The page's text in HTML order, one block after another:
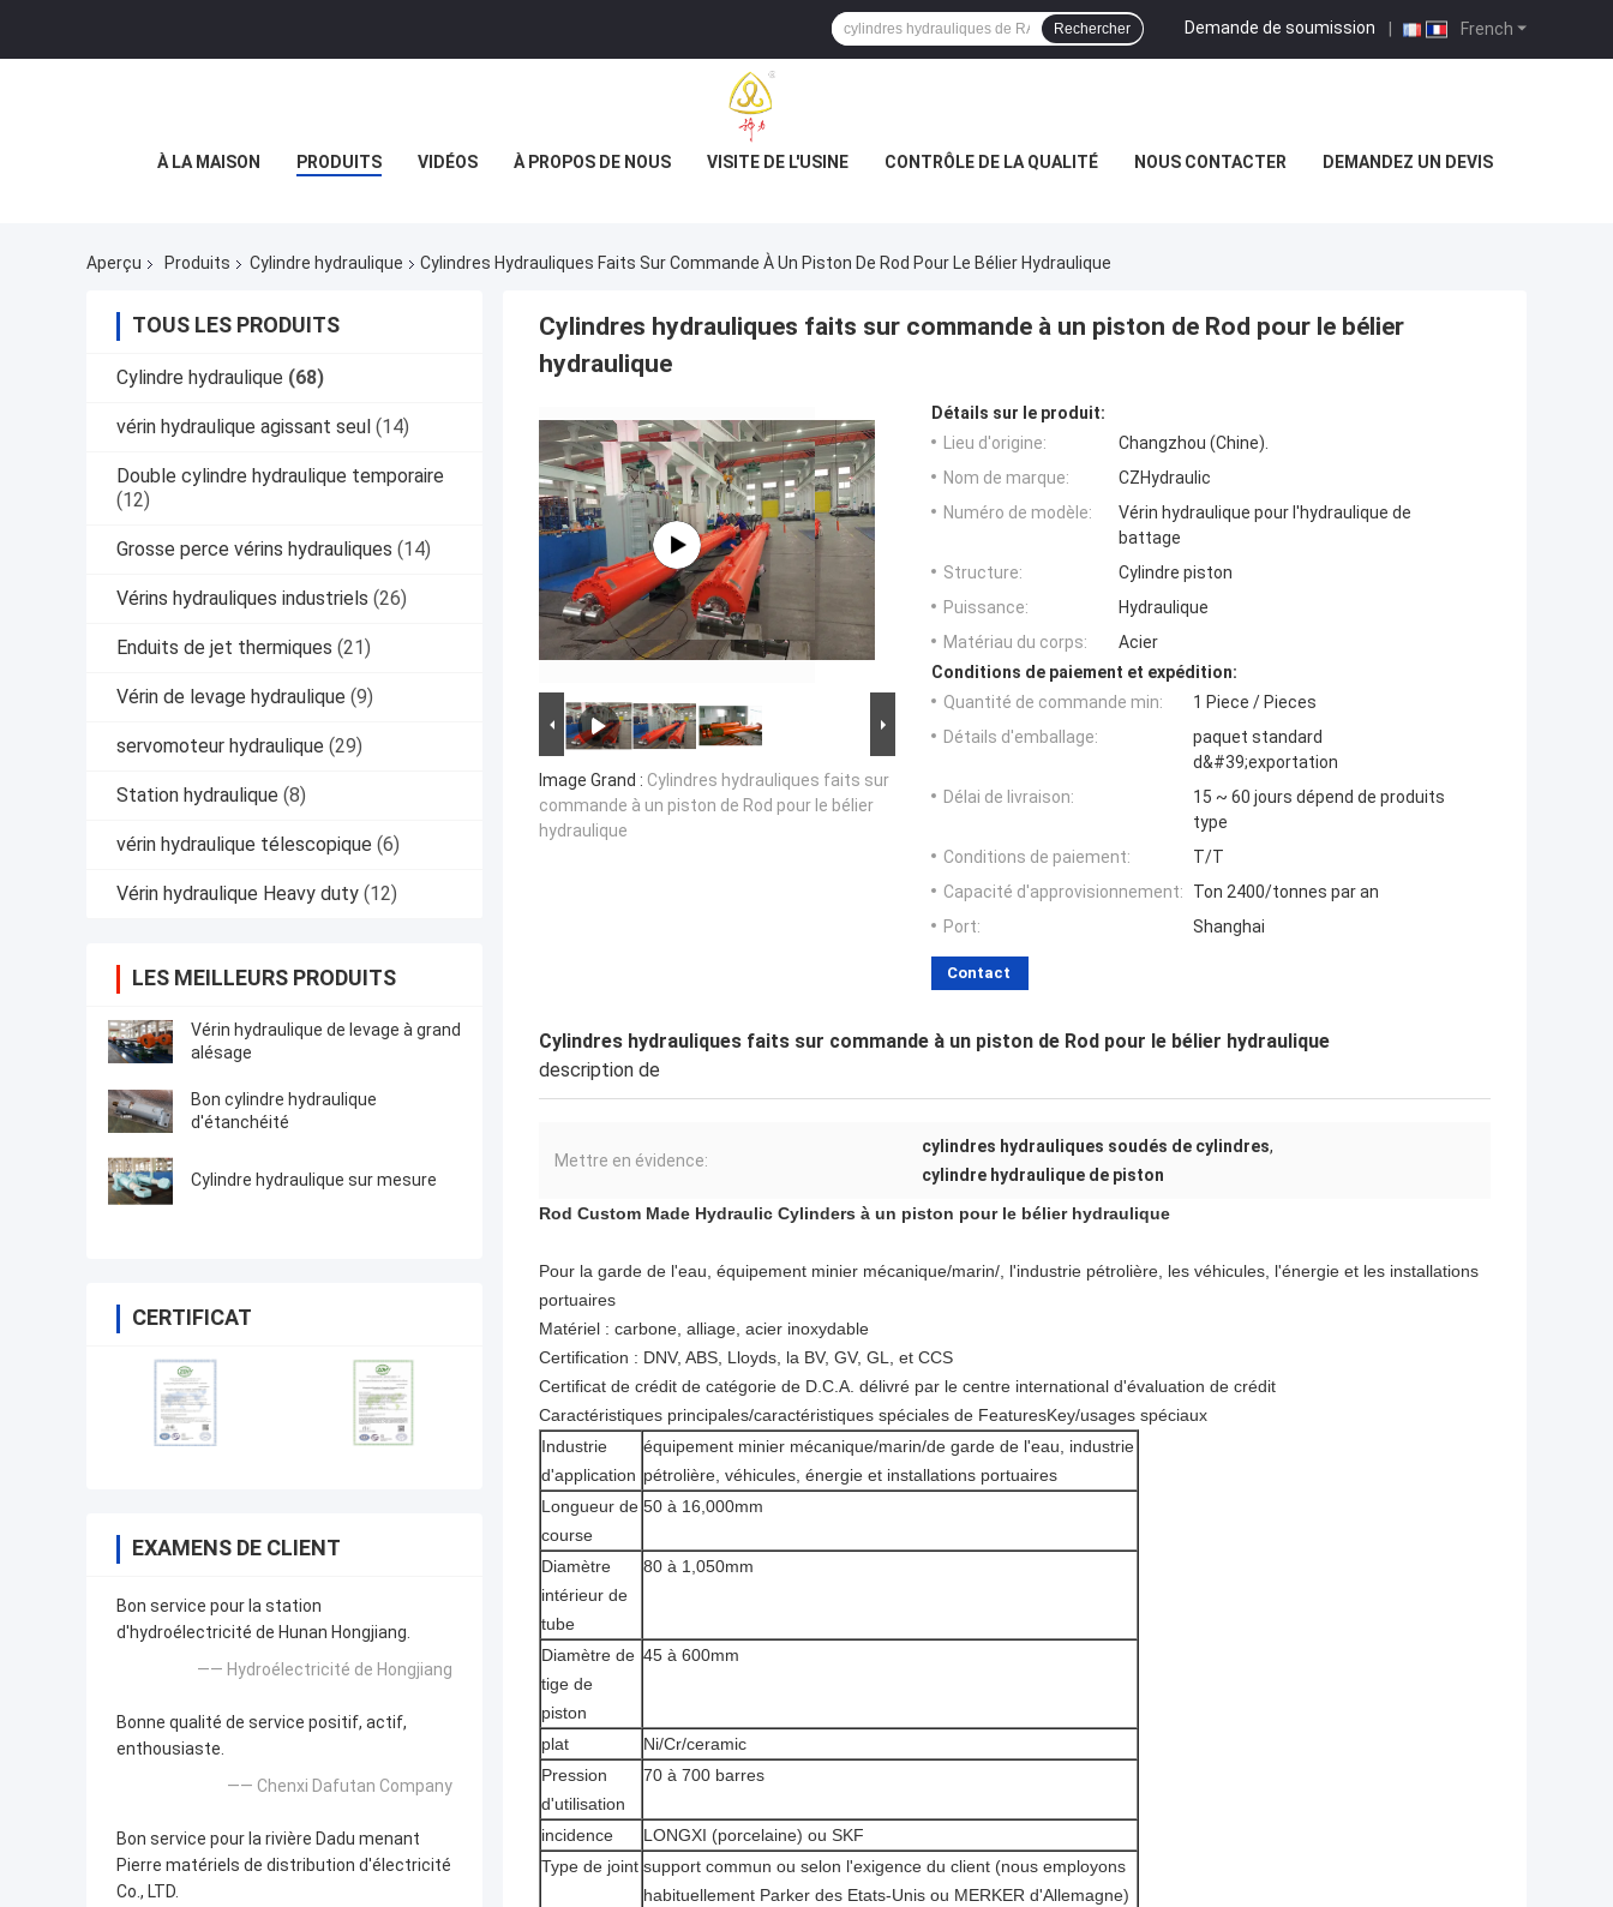
French
Demande de soumission |
Rechercher
À LA MAISON PRODUITS VIDÉOS À PROPOS DE NOUS VISITE DE L'USINE CONTRÔLE DE LA QUALITÉ NOUS CONTACTER DEMANDEZ UN DEVIS
Aperçu Produits Cylindre hydraulique Cylindres Hydrauliques Faits Sur Commande À Un Piston De Rod Pour Le Bélier Hydraulique
TOUS LES PRODUITS
Cylindre hydraulique (68)
vérin hydraulique agissant seul (14)
Double cylindre hydraulique temporaire
(12)
Grosse perce vérins hydrauliques (14)
Vérins hydrauliques industriels (26)
Enduits de jet thermiques (21)
Vérin de levage hydraulique (9)
servomoteur hydraulique (29)
Station hydraulique (8)
vérin hydraulique télescopique (6)
Vérin hydraulique Heavy duty (12)
LES MEILLEURS PRODUITS
Vérin hydraulique de levage à grand
alésage
Bon cylindre hydraulique
d'étanchéité
Cylindre hydraulique sur mesure
CERTIFICAT
EXAMENS DE CLIENT
Bon service pour la station
d'hydroélectricité de Hunan Hongjiang.
—— Hydroélectricité de Hongjiang
Bonne qualité de service positif, actif,
enthousiaste.
—— Chenxi Dafutan Company
Bon service pour la rivière Dadu menant
Pierre matériels de distribution d'électricité
Co., LTD.
Cylindres hydrauliques faits sur commande à un piston de Rod pour le bélier
hydraulique
Image Grand : Cylindres hydrauliques faits sur
commande à un piston de Rod pour le bélier
hydraulique
Détails sur le produit:
Lieu d'origine:
Changzhou (Chine).
Nom de marque:
CZHydraulic
Numéro de modèle:
Vérin hydraulique pour l'hydraulique de
battage
Structure:
Cylindre piston
Puissance:
Hydraulique
Matériau du corps:
Acier
Conditions de paiement et expédition:
Quantité de commande min:
1 Piece / Pieces
Détails d'emballage:
paquet standard
d&#39;exportation
Délai de livraison:
15 ~ 60 jours dépend de produits
type
Conditions de paiement:
T/T
Capacité d'approvisionnement:
Ton 2400/tonnes par an
Port:
Shanghai
Contact
Cylindres hydrauliques faits sur commande à un piston de Rod pour le bélier hydraulique
description de
Mettre en évidence:
cylindres hydrauliques soudés de cylindres,
cylindre hydraulique de piston
Rod Custom Made Hydraulic Cylinders à un piston pour le bélier hydraulique
Pour la garde de l'eau, équipement minier mécanique/marin/, l'industrie pétrolière, les véhicules, l'énergie et les installations
portuaires
Matériel : carbone, alliage, acier inoxydable
Certification : DNV, ABS, Lloyds, la BV, GV, GL, et CCS
Certificat de crédit de catégorie de D.C.A. délivré par le centre international d'évaluation de crédit
Caractéristiques principales/caractéristiques spéciales de FeaturesKey/usages spéciaux
Industrie
d'application
équipement minier mécanique/marin/de garde de l'eau, industrie
pétrolière, véhicules, énergie et installations portuaires
Longueur de
course
50 à 16,000mm
Diamètre
intérieur de
tube
80 à 1,050mm
Diamètre de
tige de
piston
45 à 600mm
plat
Ni/Cr/ceramic
Pression
d'utilisation
70 à 700 barres
incidence
LONGXI (porcelaine) ou SKF
Type de joint support commun ou selon l'exigence du client (nous employons
habituellement Parker des Etats-Unis ou MERKER d'Allemagne)